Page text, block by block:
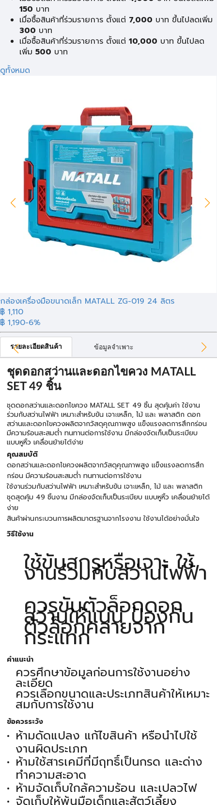
150 บาท
เมื่อซื้อสินค้าที่ร่วมรายการ ตั้งแต่ 7,000 บาท ขึ้นไปลดเพิ่ม
300 บาท
เมื่อซื้อสินค้าที่ร่วมรายการ ตั้งแต่ 10,000 บาท ขึ้นไปลด
เพิ่ม 500 บาท
ดูทั้งหมด
กล่องเครื่องมือขนาดเล็ก MATALL ZG-019 24 ลิตร
฿ 1,110
฿ 1,190-6%
รายละเอียดสินค้า ข้อมูลจำเพาะ
ชุดดอกสว่านและดอกไขควง MATALL
SET 49 ชิ้น
ชุดดอกสว่านและดอกไขควง MATALL SET 49 ชิ้น สุดคุ้มค่า ใช้งาน
ร่วมกับสว่านไฟฟ้า เหมาะสำหรับขัน เจาะเหล็ก, ไม้ และ พลาสติก ดอก
สว่านและดอกไขควงผลิตจากวัสดุคุณภาพสูง แข็งแรงลดการสึกกร่อน
มีความร้อนสะสมต่ำ ทนทานต่อการใช้งาน มีกล่องจัดเก็บเป็นระเบียบ
แบบหูหิ้ว เคลื่อนย้ายได้ง่าย
คุณสมบัติ
ดอกสว่านและดอกไขควงผลิตจากวัสดุคุณภาพสูง แข็งแรงลดการสึก
กร่อน มีความร้อนสะสมต่ำ ทนทานต่อการใช้งาน
ใช้งานร่วมกับสว่านไฟฟ้า เหมาะสำหรับขัน เจาะเหล็ก, ไม้ และ พลาสติก
ชุดสุดคุ้ม 49 ชิ้นงาน มีกล่องจัดเก็บเป็นระเบียบ แบบหูหิ้ว เคลื่อนย้ายได้
ง่าย
สินค้าผ่านกระบวนการผลิตมาตรฐานจากโรงงาน ใช้งานได้อย่างมั่นใจ
วิธีใช้งาน
ใช้ขันสกรูหรือเจาะ ใช้
งานร่วมกับสว่านไฟฟ้า
ควรขันตัวล็อกดอก
สว่านให้แน่น ป้องกัน
ตัวล็อกคลายจาก
กระแทก
คำแนะนำ
ควรศึกษาข้อมูลก่อนการใช้งานอย่าง
ละเอียด
ควรเลือกขนาดและประเภทสินค้าให้เหมาะ
สมกับการใช้งาน
ข้อควรระวัง
ห้ามดัดแปลง แก้ไขสินค้า หรือนำไปใช้
งานผิดประเภท
ห้ามใช้สารเคมีที่มีฤทธิ์เป็นกรด และด่าง
ทำความสะอาด
ห้ามจัดเก็บใกล้ความร้อน และเปลวไฟ
จัดเก็บให้พ้นมือเด็กและสัตว์เลี้ยง